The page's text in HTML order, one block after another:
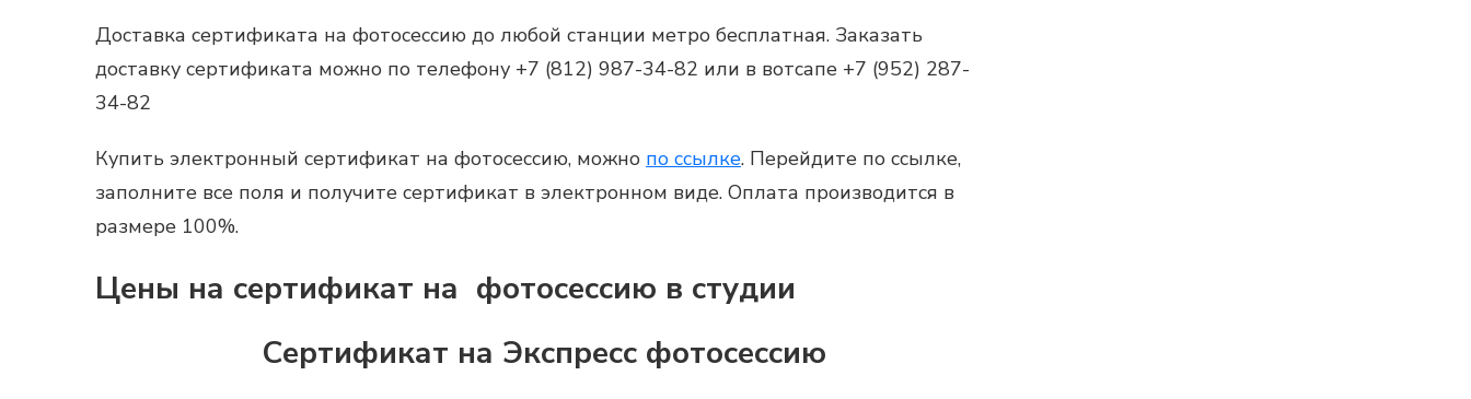
Доставка сертификата на фотосессию до любой станции метро бесплатная. Заказать
доставку сертификата можно по телефону +7 (812) 987-34-82 или в вотсапе +7 (952) 287-
34-82
Купить электронный сертификат на фотосессию, можно по ссылке. Перейдите по ссылке,
заполните все поля и получите сертификат в электронном виде. Оплата производится в
размере 100%.
Цены на сертификат на фотосессию в студии
Сертификат на Экспресс фотосессию